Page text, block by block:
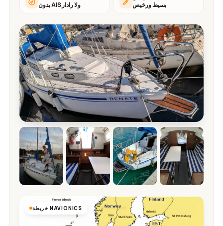
بدون AIS ولا رادار بسيط ورخيص
خريطة NAVIONICS